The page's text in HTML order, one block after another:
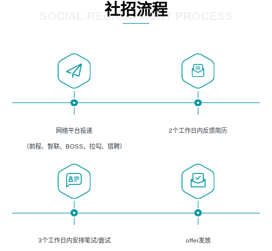
4、掌握DevOps思想、方法和流程。Jenkins工具使用；
5、掌握常见中间件配置与优化，如mysql、nginx等；
社招流程
SOCIAL RECRUITMENT PROCESS
网络平台投递
（前程、智联、BOSS、拉勾、猎聘）
2个工作日内反馈简历
3个工作日内安排笔试/面试 offer发放